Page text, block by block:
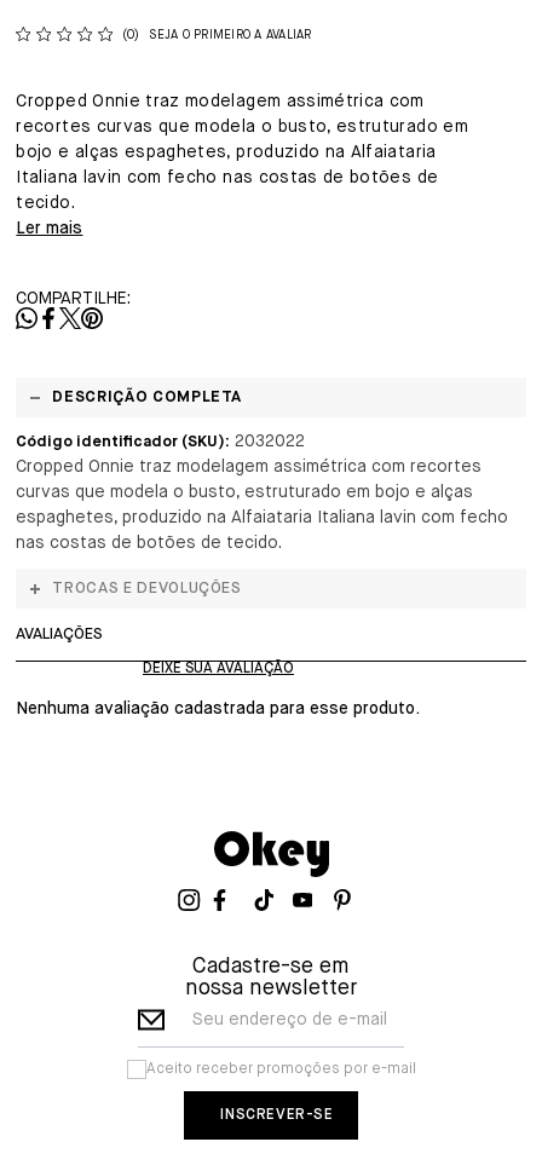
(0) SEJA O PRIMEIRO A AVALIAR
Cropped Onnie traz modelagem assimétrica com
recortes curvas que modela o busto, estruturado em
bojo e alças espaghetes, produzido na Alfaiataria
Italiana lavin com fecho nas costas de botões de
tecido.
Ler mais
COMPARTILHE:
DESCRIÇÃO COMPLETA
Código identificador (SKU): 2032022
Cropped Onnie traz modelagem assimétrica com recortes
curvas que modela o busto, estruturado em bojo e alças
espaghetes, produzido na Alfaiataria Italiana lavin com fecho
nas costas de botões de tecido.
TROCAS E DEVOLUÇÕES
AVALIAÇÕES
Nenhuma avaliação cadastrada para esse produto.
Cadastre-se em
nossa newsletter
Seu endereço de e-mail
Aceito receber promoções por e-mail